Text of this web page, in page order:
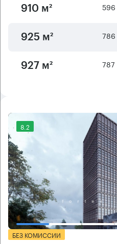
910 м²
925 м²
927 м²
8.2
БЕЗ КОМИССИИ